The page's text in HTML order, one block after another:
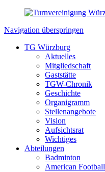
Navigation überspringen
TG Würzburg
Aktuelles
Mitgliedschaft
Gaststätte
TGW-Chronik
Geschichte
Organigramm
Stellenangebote
Vision
Aufsichtsrat
Wichtiges
Abteilungen
Badminton
American Football